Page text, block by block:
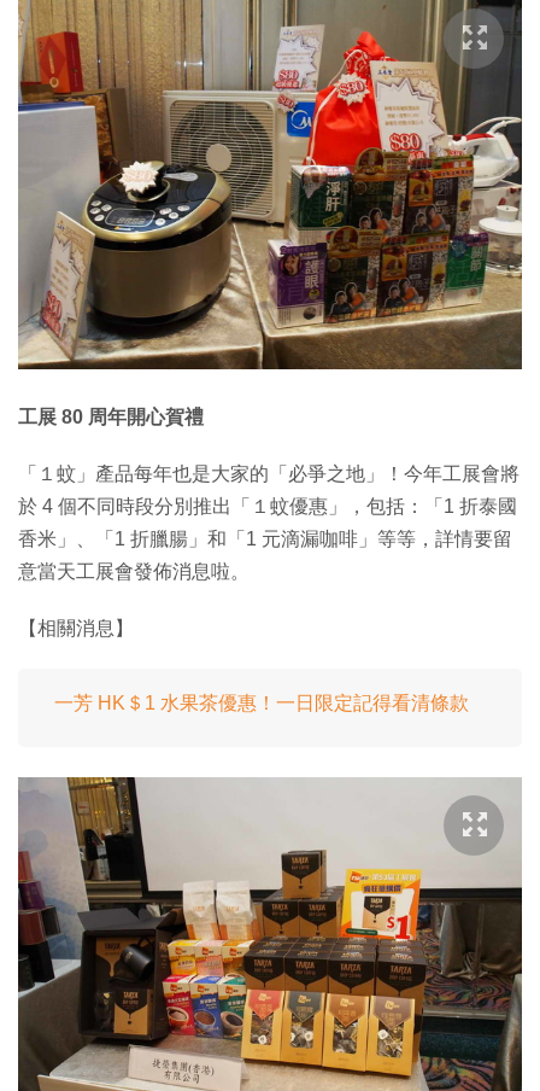
工展 80 周年開心賀禮
「１蚊」產品每年也是大家的「必爭之地」！今年工展會將
於 4 個不同時段分別推出「１蚊優惠」，包括：「1 折泰國
香米」、「1 折臘腸」和「1 元滴漏咖啡」等等，詳情要留
意當天工展會發佈消息啦。
【相關消息】
一芳 HK＄1 水果茶優惠！一日限定記得看清條款